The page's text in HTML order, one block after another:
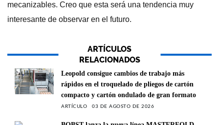
mecanizables. Creo que esta será una tendencia muy
interesante de observar en el futuro.
ARTÍCULOS
RELACIONADOS
Leopold consigue cambios de trabajo más
rápidos en el troquelado de pliegos de cartón
compacto y cartón ondulado de gran formato
ARTÍCULO 03 DE AGOSTO DE 2026